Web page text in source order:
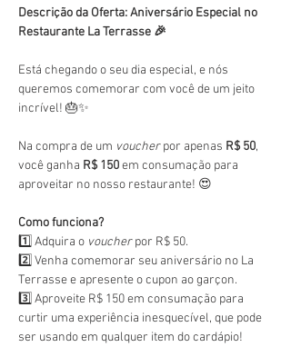
Descrição da Oferta: Aniversário Especial no
Restaurante La Terrasse 🎉
Está chegando o seu dia especial, e nós
queremos comemorar com você de um jeito
incrível! 🎂✨
Na compra de um voucher por apenas R$ 50,
você ganha R$ 150 em consumação para
aproveitar no nosso restaurante! 😍
Como funciona?
1️⃣ Adquira o voucher por R$ 50.
2️⃣ Venha comemorar seu aniversário no La
Terrasse e apresente o cupon ao garçon.
3️⃣ Aproveite R$ 150 em consumação para
curtir uma experiência inesquecível, que pode
ser usando em qualquer item do cardápio!